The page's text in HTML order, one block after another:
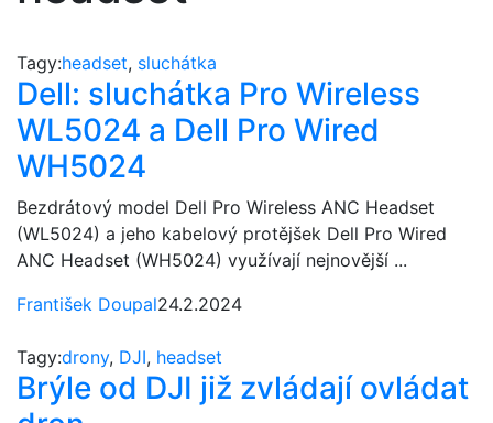
Tagy:headset, sluchátka
Dell: sluchátka Pro Wireless
WL5024 a Dell Pro Wired
WH5024
Bezdrátový model Dell Pro Wireless ANC Headset
(WL5024) a jeho kabelový protějšek Dell Pro Wired
ANC Headset (WH5024) využívají nejnovější ...
František Doupal24.2.2024
Tagy:drony, DJI, headset
Brýle od DJI již zvládají ovládat